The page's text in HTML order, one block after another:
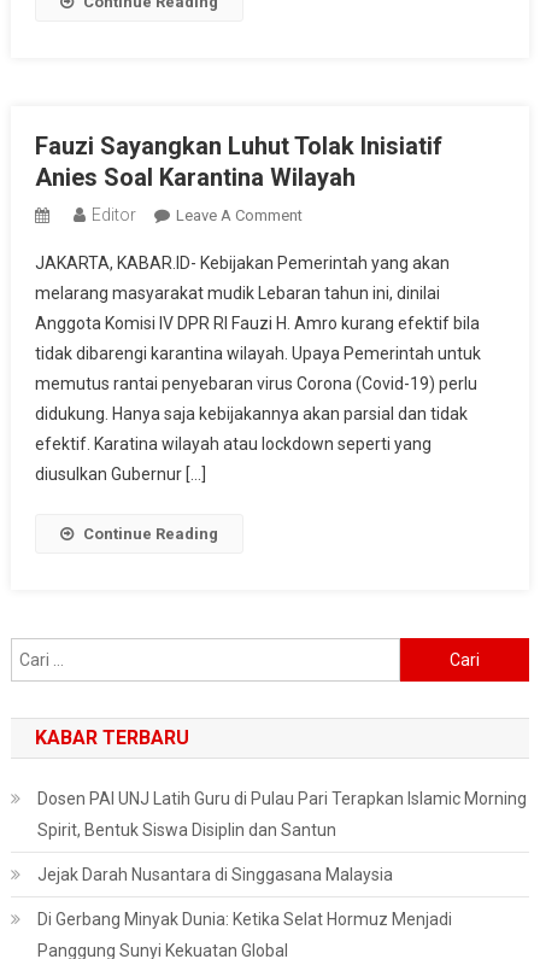
Fauzi Sayangkan Luhut Tolak Inisiatif
Anies Soal Karantina Wilayah
Editor Leave A CommentOn
Sayangkan
Luhut
Tolak
Inisiatif
Anies
Soal
Karantina
JAKARTA, KABAR.ID- Kebijakan Pemerintah yang akan
melarang masyarakat mudik Lebaran tahun ini, dinilai
Anggota Komisi IV DPR RI Fauzi H. Amro kurang efektif bila
tidak dibarengi karantina wilayah. Upaya Pemerintah untuk
memutus rantai penyebaran virus Corona (Covid-19) perlu
didukung. Hanya saja kebijakannya akan parsial dan tidak
efektif. Karatina wilayah atau lockdown seperti yang
diusulkan Gubernur […]
Continue Reading
untuk:
KABAR TERBARU
Dosen PAI UNJ Latih Guru di Pulau Pari Terapkan Islamic Morning
Spirit, Bentuk Siswa Disiplin dan Santun
Jejak Darah Nusantara di Singgasana Malaysia
Di Gerbang Minyak Dunia: Ketika Selat Hormuz Menjadi
Panggung Sunyi Kekuatan Global